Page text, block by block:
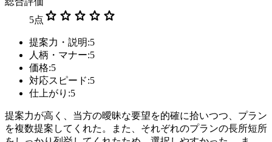
5点 star star star star star
提案力・説明:5
人柄・マナー:5
価格:5
対応スピード:5
仕上がり:5
提案力が高く、当方の曖昧な要望を的確に拾いつつ、プラン
を複数提案してくれた。また、それぞれのプランの長所短所